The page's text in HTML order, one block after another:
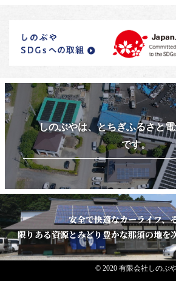
しのぶやは、とちぎふるさと
です。
安全で快適なカーライフ、
限りある資源とみどり豊かな那須の地を
© 2020 有限会社しのぶ